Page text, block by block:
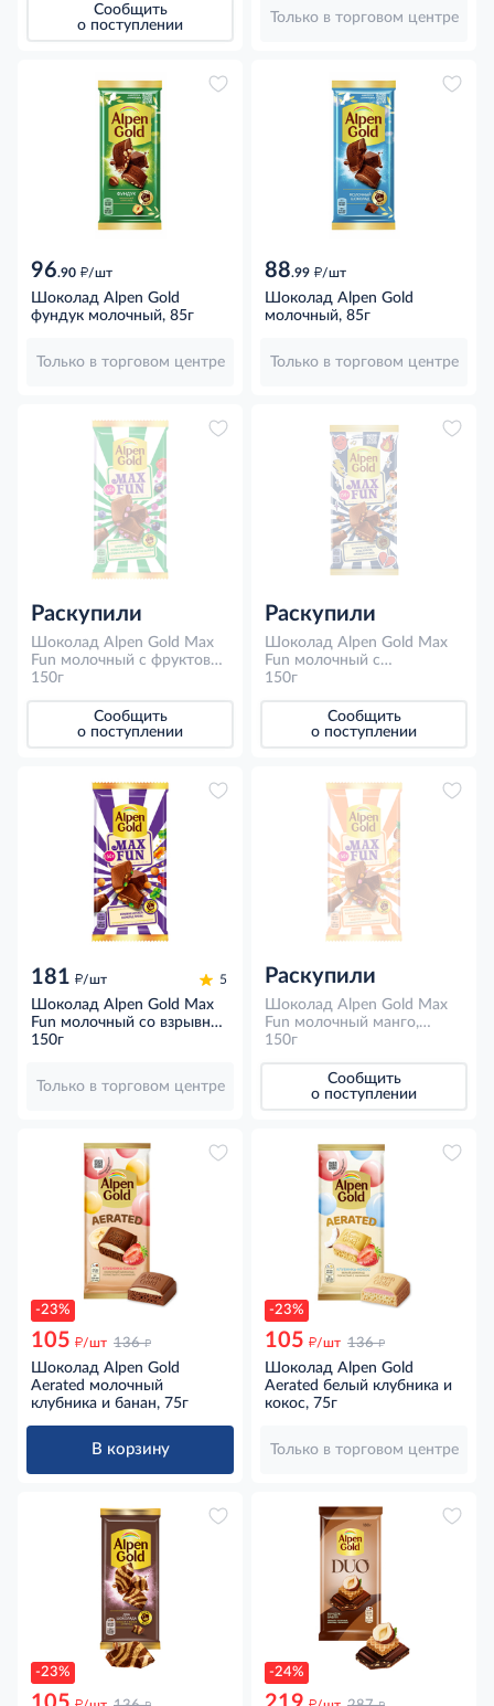
Сообщить
о поступлении
Только в торговом центре
96.90 д/шт
Шоколад Alpen Gold
фундук молочный, 85г
Только в торговом центре
88.99 д/шт
Шоколад Alpen Gold
молочный, 85г
Только в торговом центре
Раскупили
Шоколад Alpen Gold Max
Fun молочный c фруктово
ягодными кусочками и
шариками, 150г
150г
Сообщить
о поступлении
Раскупили
Шоколад Alpen Gold Max
Fun молочный с
мармеладом со вкусом
карамелью, 150г
150г
Сообщить
о поступлении
181 д/шт 5
Шоколад Alpen Gold Max
Fun молочный со взрывной
карамелью мармеладом и
150г
Только в торговом центре
Раскупили
Шоколад Alpen Gold Max
Fun молочный манго,
ананас, маракуйя, взрывная
шарики, 150г
150г
Сообщить
о поступлении
-23%
105 д/шт 136 д
Шоколад Alpen Gold
Aerated молочный
клубника и банан, 75г
В корзину
-23%
105 д/шт 136 д
Шоколад Alpen Gold
Aerated белый клубника и
кокос, 75г
Только в торговом центре
-23%
д
-24%
д